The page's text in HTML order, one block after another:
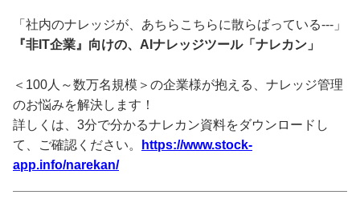
「社内のナレッジが、あちらこちらに散らばっている---」
『非IT企業』向けの、AIナレッジツール「ナレカン」
＜100人～数万名規模＞の企業様が抱える、ナレッジ管理
のお悩みを解決します！
詳しくは、3分で分かるナレカン資料をダウンロードし
て、ご確認ください。
https://www.stock-
app.info/narekan/